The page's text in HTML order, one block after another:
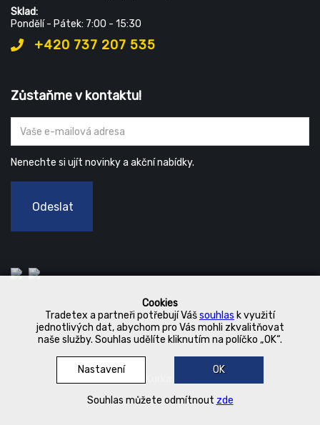
Cookies
Tradetex a partneři potřebují Vášsouhlas k využití
jednotlivých dat, abychom pro Vás mohli zkvalitňovat
naše služby. Souhlas udělíte kliknutím na políčko „OK“.
Nastavení OK
Souhlas můžete odmítnout zde
Sklad:
Pondělí - Pátek: 7:00 - 15:30
+420 737 207 535
Zůstaňme v kontaktu!
Nenechte si ujít novinky a akční nabídky.
Odeslat